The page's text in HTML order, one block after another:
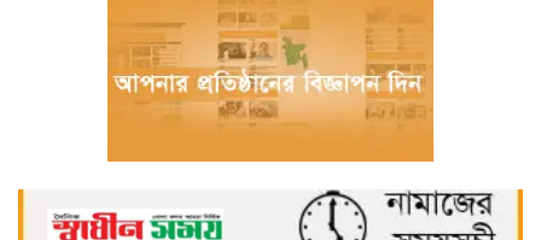
বরগুনায় পুলিশের বিশেষ অভিযানে বিপুল
পরিমাণ টাকা ও স্বর্ণালংকারসহ আটক ২
মধ্যনগর সীমান্তে বাঙ্গালভিটায় বিজিবির
অভিযানে, ২৮ ভারতীয় গরু ও ১ টি স্টিলবডি
চিতলমারী থানা প্রেসক্লাবের কমিটি ঘোষণা :
সভাপতি শহিদুল হক টিপু, সিনি: সহ সভাপতি